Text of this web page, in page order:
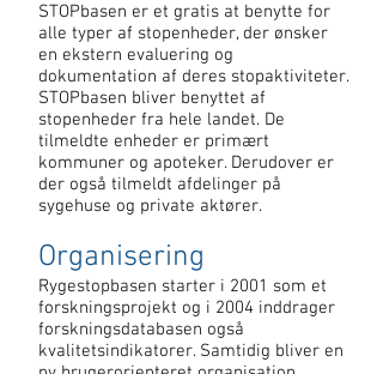
STOPbasen er et gratis at benytte for
alle typer af stopenheder, der ønsker
en ekstern evaluering og
dokumentation af deres stopaktiviteter.
STOPbasen bliver benyttet af
stopenheder fra hele landet. De
tilmeldte enheder er primært
kommuner og apoteker. Derudover er
der også tilmeldt afdelinger på
sygehuse og private aktører.
Organisering
Rygestopbasen starter i 2001 som et
forskningsprojekt og i 2004 inddrager
forskningsdatabasen også
kvalitetsindikatorer. Samtidig bliver en